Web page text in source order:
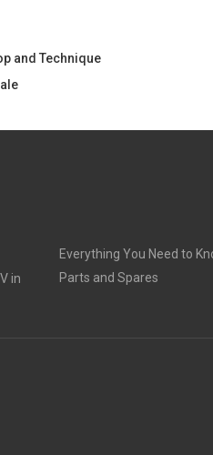
and Technique
in
Everything You Need to
Parts and Spares